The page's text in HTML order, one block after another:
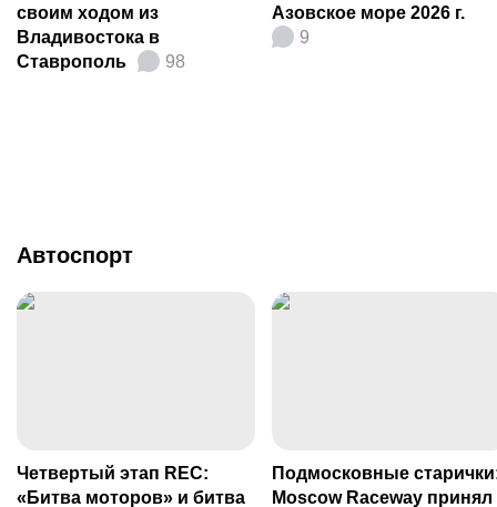
своим ходом из
Владивостока в
Ставрополь
98
Азовское море 2026 г.
9
Автоспорт
Четвертый этап REC:
«Битва моторов» и битва
Подмосковные
Moscow Raceway принял